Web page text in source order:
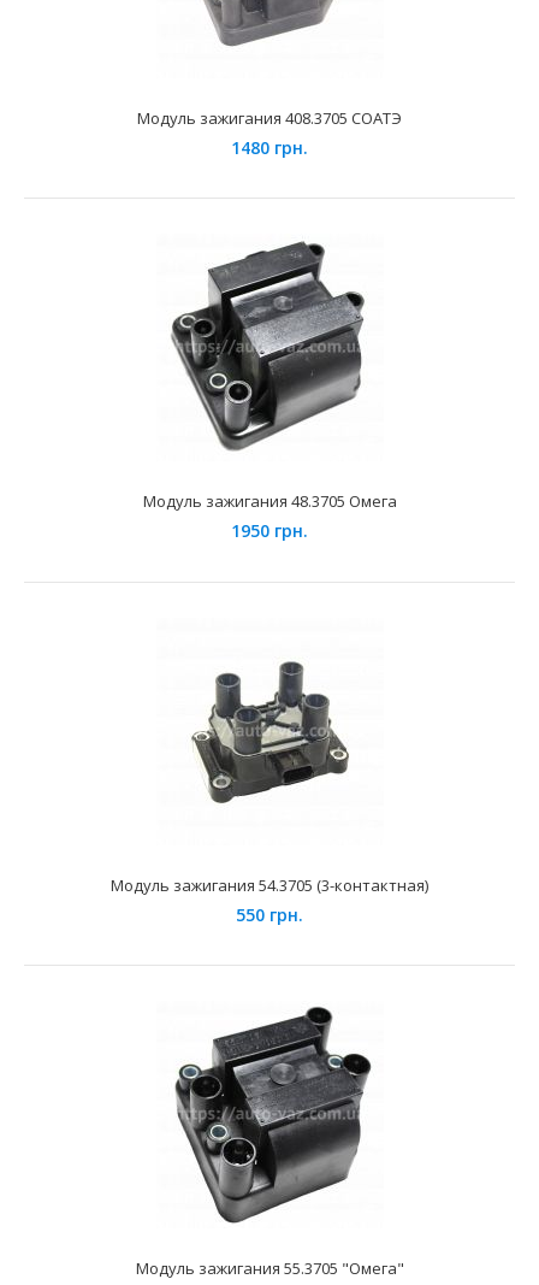
Катушка зажигания ИТЭЛМА 052 16 клапанная (нового
образца)
642 грн.
Применение на автомобилях семейства ВАЗ-2110-2170 с
2112, 2170, 2171, 2172 "Lada Priora", 1117, 1118..
Модуль зажигания 408.3705 СОАТЭ
1480 грн.
Модуль зажигания 48.3705 Омега
1950 грн.
Модуль зажигания 54.3705 (3-контактная)
550 грн.
Модуль зажигания 55.3705 "Омега"